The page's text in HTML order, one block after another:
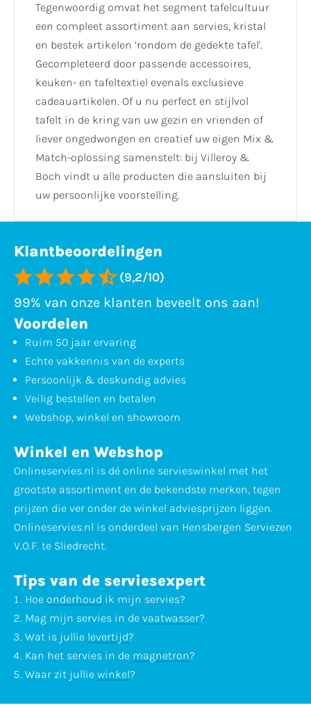
Tegenwoordig omvat het segment tafelcultuur
een compleet assortiment aan servies, kristal
en bestek artikelen ‘rondom de gedekte tafel'.
Gecompleteerd door passende accessoires,
keuken- en tafeltextiel evenals exclusieve
cadeauartikelen. Of u nu perfect en stijlvol
tafelt in de kring van uw gezin en vrienden of
liever ongedwongen en creatief uw eigen Mix &
Match-oplossing samenstelt: bij Villeroy &
Boch vindt u alle producten die aansluiten bij
uw persoonlijke voorstelling.
Klantbeoordelingen
(9,2/10)
99% van onze klanten beveelt ons aan!
Voordelen
Ruim 50 jaar ervaring
Echte vakkennis van de experts
Persoonlijk & deskundig advies
Veilig bestellen en betalen
Webshop, winkel en showroom
Winkel en Webshop
Onlineservies.nl is dé online servieswinkel met het
grootste assortiment en de bekendste merken, tegen
prijzen die ver onder de winkel adviesprijzen liggen.
Onlineservies.nl is onderdeel van Hensbergen Serviezen
V.O.F. te Sliedrecht.
Tips van de serviesexpert
Hoe onderhoud ik mijn servies?
Mag mijn servies in de vaatwasser?
Wat is jullie levertijd?
Kan het servies in de magnetron?
Waar zit jullie winkel?